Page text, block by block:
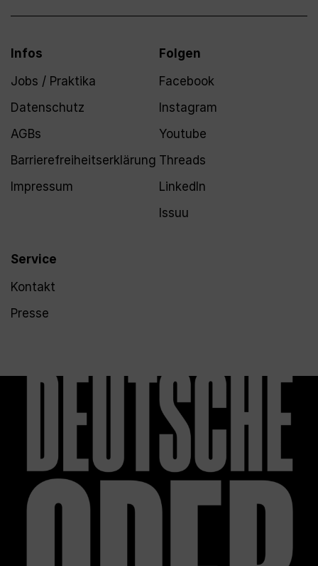
Infos
Jobs / Praktika
Datenschutz
AGBs
Barrierefreiheitserklärung
Impressum
Service
Kontakt
Presse
Folgen
Facebook
Instagram
Youtube
Threads
LinkedIn
Issuu